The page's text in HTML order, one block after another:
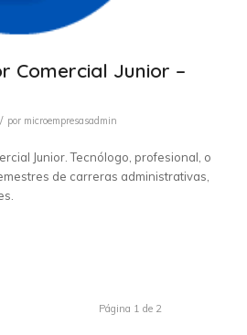
Comercial Junior –
/ por microempresasadmin
Junior. Tecnólogo, profesional, o
de carreras administrativas,
Página 1 de 2